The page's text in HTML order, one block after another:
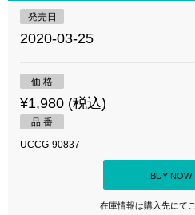
発売日
2020-03-25
価 格
¥1,980 (税込)
品 番
UCCG-90837
BUY NOW
在庫情報は購入先にて